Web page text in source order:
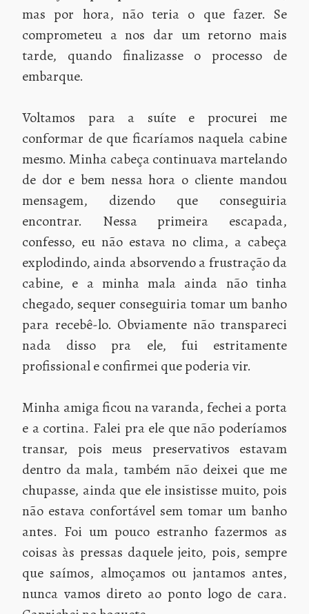
mas por hora, não teria o que fazer. Se
comprometeu a nos dar um retorno mais
tarde, quando finalizasse o processo de
embarque.
Voltamos para a suíte e procurei me
conformar de que ficaríamos naquela cabine
mesmo. Minha cabeça continuava martelando
de dor e bem nessa hora o cliente mandou
mensagem, dizendo que conseguiria
encontrar. Nessa primeira escapada,
confesso, eu não estava no clima, a cabeça
explodindo, ainda absorvendo a frustração da
cabine, e a minha mala ainda não tinha
chegado, sequer conseguiria tomar um banho
para recebê-lo. Obviamente não transpareci
nada disso pra ele, fui estritamente
profissional e confirmei que poderia vir.
Minha amiga ficou na varanda, fechei a porta
e a cortina. Falei pra ele que não poderíamos
transar, pois meus preservativos estavam
dentro da mala, também não deixei que me
chupasse, ainda que ele insistisse muito, pois
não estava confortável sem tomar um banho
antes. Foi um pouco estranho fazermos as
coisas às pressas daquele jeito, pois, sempre
que saímos, almoçamos ou jantamos antes,
nunca vamos direto ao ponto logo de cara.